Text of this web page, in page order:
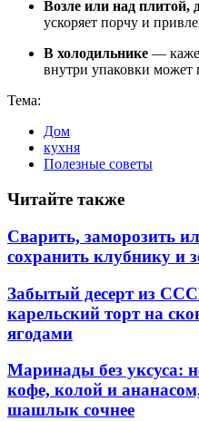
Возле или над плитой,
ускоряет порчу и
В холодильнике —
внутри упаковки может
Тема:
Дом
кухня
Полезные советы
Читайте также
Сварить, заморозить
сохранить клубнику и
Забытый десерт из
карельский торт на
ягодами
Маринады без уксуса:
кофе, колой и
шашлык сочнее